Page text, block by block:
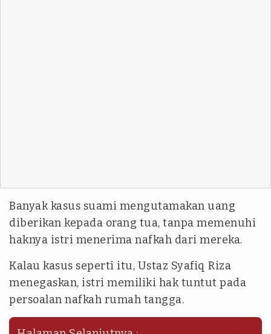
Banyak kasus suami mengutamakan uang
diberikan kepada orang tua, tanpa memenuhi
haknya istri menerima nafkah dari mereka.
Kalau kasus seperti itu, Ustaz Syafiq Riza
menegaskan, istri memiliki hak tuntut pada
persoalan nafkah rumah tangga.